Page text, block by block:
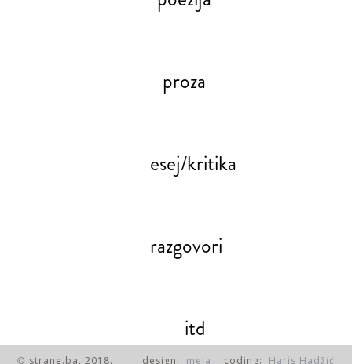
proza
esej/kritika
razgovori
itd
© strane.ba, 2018. design: mela coding: Haris Hadžić